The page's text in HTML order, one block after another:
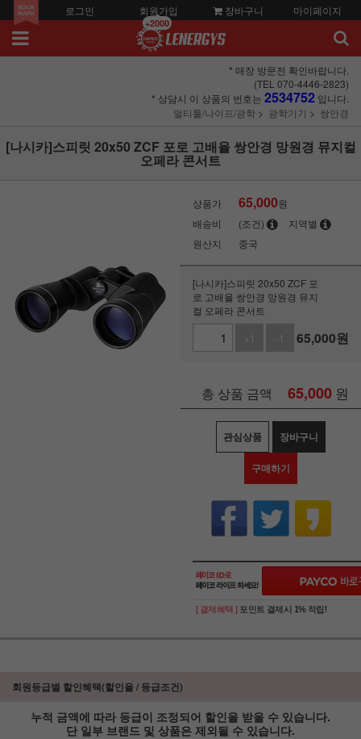
로그인 회원가입
+2000
장바구니 마이페이지
* 매장 방문전 확인바랍니다.
(TEL 070-4446-2823)
* 상담시 이 상품의 번호는 2534752 입니다.
멀티툴/나이프/광학
광학기기 쌍안경
[나시카]스피릿 20x50 ZCF 포로 고배율 쌍안경 망원경 뮤지컬
오페라 콘서트
상품가 65,000원
배송비
(조건)
지역별
원산지
중국
[나시카]스피릿 20x50 ZCF 포
로 고배율 쌍안경 망원경 뮤지
컬 오페라 콘서트
+1
-1 65,000원
총 상품 금액 65,000 원
관심상품 장바구니
구매하기
[ 결제혜택 ] 포인트 결제시 1% 적립!
회원등급별 할인혜택(할인율 / 등급조건)
누적 금액에 따라 등급이 조정되어 할인을 받을 수 있습니다.
단 일부 브랜드 및 상품은 제외될 수 있습니다.